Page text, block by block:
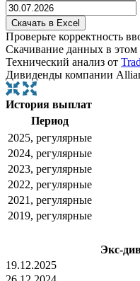
Проверьте корректность
Скачивание данных в
Технический анализ от
Дивиденды компании
История выплат
Период
2025, регулярные
2024, регулярные
2023, регулярные
2022, регулярные
2021, регулярные
2019, регулярные
Экс-
19.12.2025